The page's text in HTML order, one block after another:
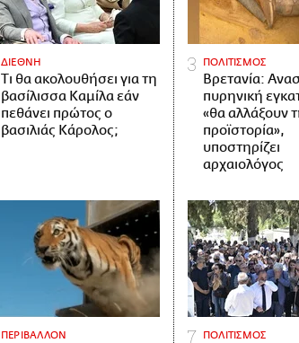
ΔΙΕΘΝΗ
Τι θα ακολουθήσει για τη
βασίλισσα Καμίλα εάν
πεθάνει πρώτος ο
βασιλιάς Κάρολος;
ΠΟΛΙΤΙΣΜΟΣ
Βρετανία:
πυρηνική
«θα αλλάξουν
προϊστορία»,
υποστηρίζει
αρχαιολόγος
ΠΕΡΙΒΑΛΛΟΝ ΠΟΛΙΤΙΣΜΟΣ